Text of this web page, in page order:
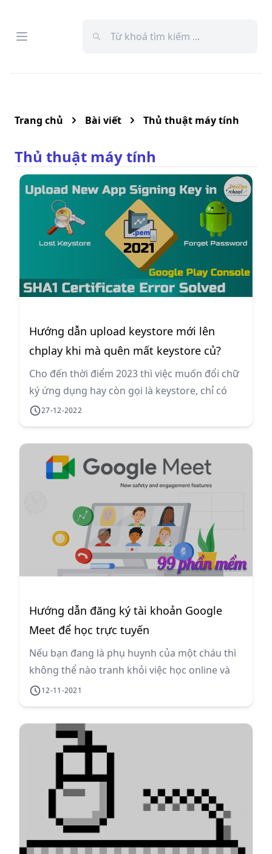
Open menu
Menu
Thủ thuật máy tính
Bài viết
Trang chủ
Thủ thuật máy tính
Hướng dẫn upload keystore mới lên
chplay khi mà quên mất keystore củ?
Cho đến thời điểm 2023 thì việc muốn đổi chữ
ký ứng dụng hay còn gọi là keystore, chỉ có
thể đổi bằng cách liên hệ google để hỗ trợ.
Trong bài viết này mình sẽ tóm tắt quá trình
xin sử dụng keystore mới.
27-12-2022
Hướng dẫn đăng ký tài khoản Google
Meet để học trực tuyến
Nếu bạn đang là phụ huynh của một cháu thì
không thể nào tranh khỏi việc học online và
bạn phải biết sử dụng tài khoản Google Meet
để tham gia lớp học cho bé
12-11-2021